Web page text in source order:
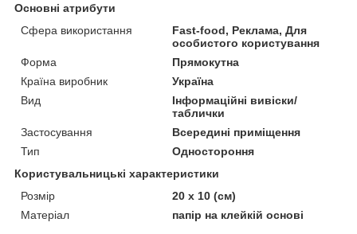
Основні атрибути
Сфера використання
Fast-food, Реклама, Для
особистого користування
Форма
Прямокутна
Країна виробник
Україна
Вид
Інформаційні вивіски/
таблички
Застосування
Всередині приміщення
Тип
Одностороння
Користувальницькі характеристики
Розмір
20 х 10 (см)
Матеріал
папір на клейкій основі